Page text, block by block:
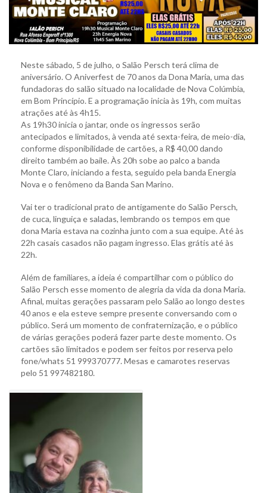
Neste sábado, 5 de julho, o Salão Persch terá clima de
aniversário. O Aniverfest de 70 anos da Dona Maria, uma das
fundadoras do salão situado na localidade de Nova Colúmbia,
em Bom Princípio. E a programação inicia às 19h, com muitas
atrações até às 4h15.
As 19h30 inicia o jantar, onde os ingressos serão
antecipados e limitados, à venda até sexta-feira, de meio-dia,
conforme disponibilidade de cartões, a R$ 40,00 dando
direito também ao baile. Às 20h sobe ao palco a banda
Monte Claro, iniciando a festa, seguido pela banda Energia
Nova e o fenômeno da Banda San Marino.
Vai ter o tradicional prato de antigamente do Salão Persch,
de cuca, linguiça e saladas, lembrando os tempos em que
dona Maria estava na cozinha junto com a sua equipe. Até às
22h casais casados não pagam ingresso. Elas grátis até às
22h.
Além de familiares, a ideia é compartilhar com o público do
Salão Persch esse momento de alegria da vida da dona Maria.
Afinal, muitas gerações passaram pelo Salão ao longo destes
40 anos e ela esteve sempre presente conversando com o
público. Será um momento de confraternização, e o público
de várias gerações poderá fazer parte deste momento. Os
cartões são limitados e podem ser feitos por reserva pelo
fone/whats 51 999370777. Mesas e camarotes reservas
pelo 51 997482180.